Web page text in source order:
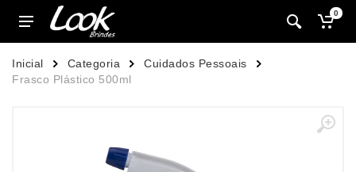
0
Inicial Categoria
Cuidados Pessoais
Frasco Plástico 500ml